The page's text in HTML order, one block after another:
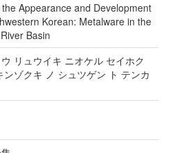
Appearance and Development
Korean: Metalware in the
Basin
リュウイキ ニオケル セイホク
ンゾクキ ノ シュツゲン ト テンカ